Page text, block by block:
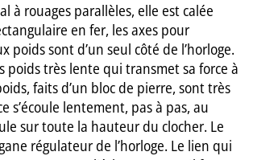
à rouages parallèles, elle est calée
en fer, les axes pour
poids sont d’un seul côté de l’horloge.
poids très lente qui transmet sa force à
faits d’un bloc de pierre, sont très
s’écoule lentement, pas à pas, au
sur toute la hauteur du clocher. Le
régulateur de l’horloge. Le lien qui